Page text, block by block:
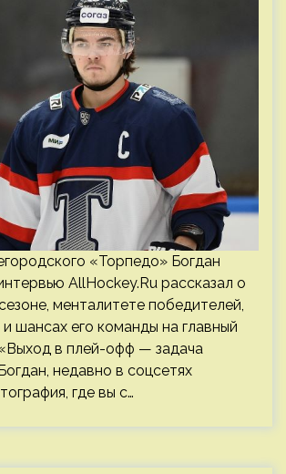
«Торпедо» Богдан
AllHockey.Ru рассказал о
менталитете победителей,
шансах его команды на главный
в плей-офф — задача
недавно в соцсетях
где вы с…